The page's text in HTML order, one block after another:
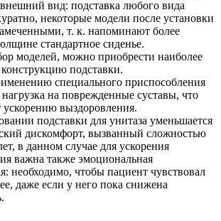
вид: подставка любого вида
некоторые модели после установки
т. к. напоминают более
стандартное сиденье.
моделей, можно приобрести наиболее
подставки.
специального приспособления
на поврежденные суставы, что
ускорению выздоровления.
подставки для унитаза уменьшается
дискомфорт, вызванный сложностью
в данном случае для ускорения
важна также эмоциональная
необходимо, чтобы пациент чувствовал
даже если у него пока снижена